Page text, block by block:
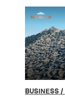
Order
BUSINESS/